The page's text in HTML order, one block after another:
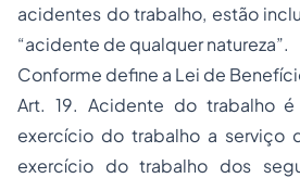
acidentes do trabalho, estão
“acidente de qualquer
Conforme define a Lei de
Art. 19. Acidente do trabalho
exercício do trabalho a serviço
exercício do trabalho dos